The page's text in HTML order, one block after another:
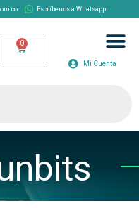
Escríbenos a Whatsapp
Mi Cuenta